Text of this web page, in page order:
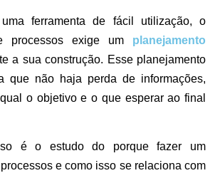
ferramenta de fácil utilização, o
processos exige um planejamento
a sua construção. Esse planejamento
que não haja perda de informações,
o objetivo e o que esperar ao final
é o estudo do porque fazer um
e como isso se relaciona com